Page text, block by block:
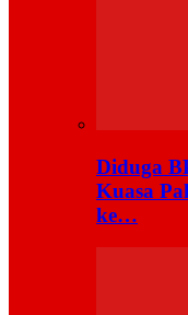
Diduga
Kuasa
ke…